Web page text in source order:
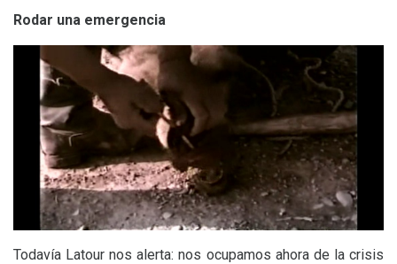
Rodar una emergencia
Todavía Latour nos alerta: nos ocupamos ahora de la crisis